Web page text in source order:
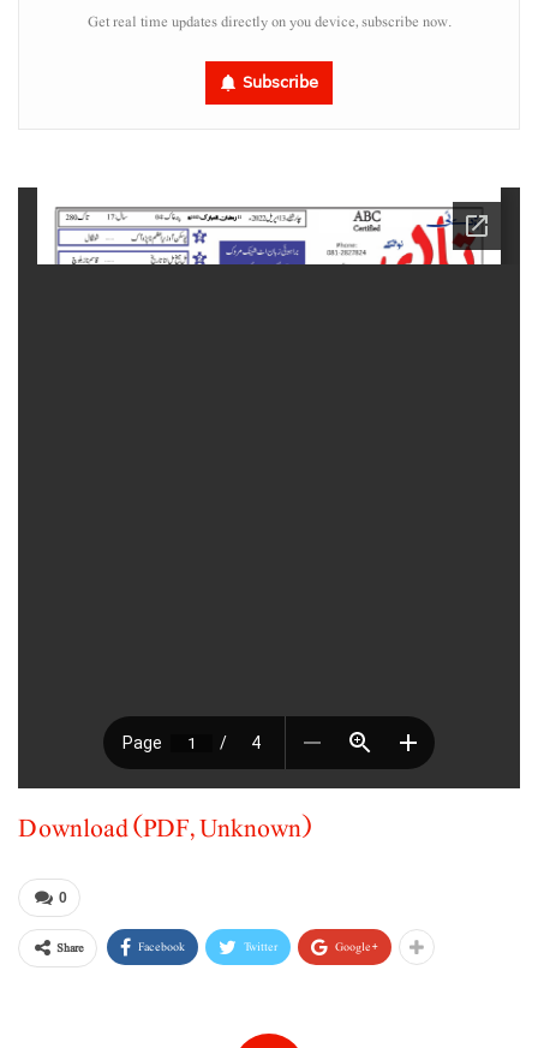
Get real time updates directly on you device, subscribe now.
Subscribe
Download (PDF, Unknown)
0
Share Facebook Twitter Google+